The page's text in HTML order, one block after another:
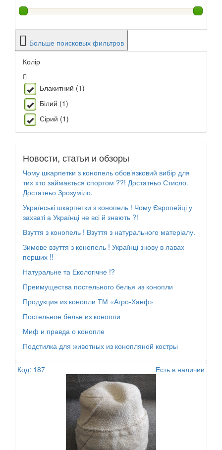
Больше поисковых фильтров
Колір
Блакитний (1)
Білий (1)
Сірий (1)
Новости, статьи и обзоры
Чому шкарпетки з конопель обов’язковий вибір для
тих хто займається спортом ??! Достатньо Стисло.
Достатньо Зрозуміло.
Українські шкарпетки з конопель ! Чому Європейці у
захваті а Українці не всі й знають ?!
Взуття з конопель ! Взуття з натурального матеріалу.
Зимове взуття з конопель ! Українці знову в лавах
перших !!
Натуральне та Екологічне !?
Преимущества постельного белья из конопли
Продукция из конопли ТМ «Агро-Ханф»
Постельное белье из конопли
Миф и правда о конопле
Подстилка для животных из конопляной костры
Код: 187 Есть в наличии